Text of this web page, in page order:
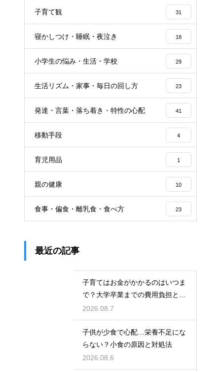
子育て観 31
寝かしつけ・睡眠・夜泣き 18
小学生の悩み・生活・学校 29
生活リズム・家事・毎日の回し方 23
発達・言葉・落ち着き・特性の心配 41
移動手段 4
育児用品 1
親の健康 10
食事・偏食・離乳食・食べ方 23
最近の記事
子育てはお金がかかるのはいつま
で？大学卒業までの費用負担とそ
の後の家計の変化
2026.08.7
子供が少食で心配…栄養不足にな
らない？小食の原因と対処法
2026.08.6